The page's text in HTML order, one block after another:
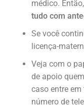
médico. Então,
tudo com
Se você
licença-
Veja com o
de apoio
caso entre
número de